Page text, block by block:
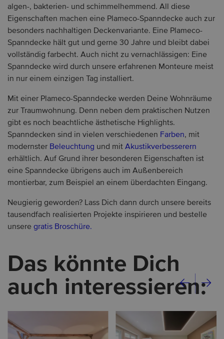
algen-, bakterien- und schimmelhemmend. All diese
Eigenschaften machen eine Plameco-Spanndecke auch zur
besonders nachhaltigen Deckenvariante. Eine Plameco-
Spanndecke hält gut und gerne 30 Jahre und bleibt dabei
vollständig farbecht. Auch nicht zu vernachlässigen: Eine
Spanndecke wird durch unsere erfahrenen Monteure meist
in nur einem einzigen Tag installiert.
Mit einer Plameco-Spanndecke werden Deine Wohnräume
zur Traumwohnung. Denn neben dem praktischen Nutzen
gibt es noch beachtliche ästhetische Highlights.
Spanndecken sind in vielen verschiedenen Farben, mit
modernster Beleuchtung und mit Akustikverbesserern
erhältlich. Auf Grund ihrer besonderen Eigenschaften ist
eine Spanndecke übrigens auch im Außenbereich
montierbar, zum Beispiel an einem überdachten Eingang.
Neugierig geworden? Lass Dich dann durch unsere bereits
tausendfach realisierten Projekte inspirieren und bestelle
unsere gratis Broschüre.
Das könnte Dich
auch interessieren: